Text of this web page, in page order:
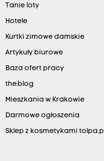
Tanie loty
Hotele
Kurtki zimowe damskie
Artykuły biurowe
Baza ofert pracy
the:blog
Mieszkania w Krakowie
Darmowe ogłoszenia
Sklep z kosmetykami tolpa.pl